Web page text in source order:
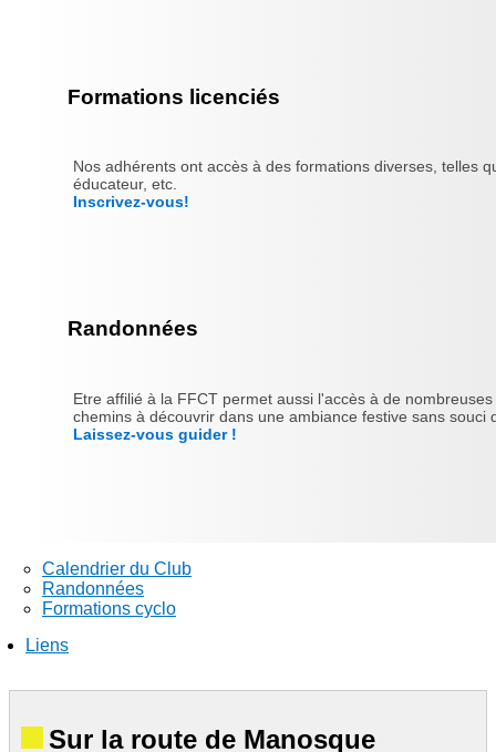
Formations licenciés
Nos adhérents ont accès à des formations diverses, telles
éducateur, etc.
Inscrivez-vous!
Randonnées
Etre affilié à la FFCT permet aussi l'accès à de
chemins à découvrir dans une ambiance festive sans souci
Laissez-vous guider !
Calendrier du Club
Randonnées
Formations cyclo
Liens
Sur la route de Manosque